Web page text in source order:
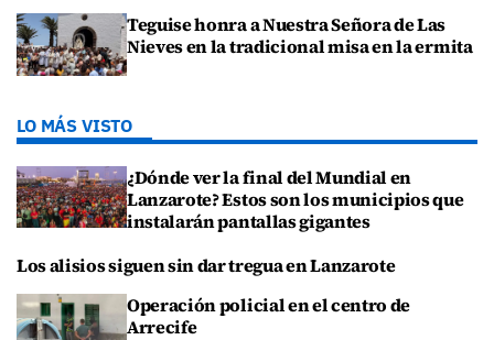
Teguise honra a Nuestra Señora de Las
Nieves en la tradicional misa en la ermita
LO MÁS VISTO
¿Dónde ver la final del Mundial en
Lanzarote? Estos son los municipios que
instalarán pantallas gigantes
Los alisios siguen sin dar tregua en Lanzarote
Operación policial en el centro de
Arrecife